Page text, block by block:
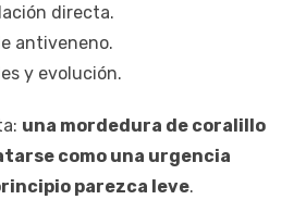
directa.
antiveneno.
y evolución.
una mordedura de coralillo
como una urgencia
parezca leve.